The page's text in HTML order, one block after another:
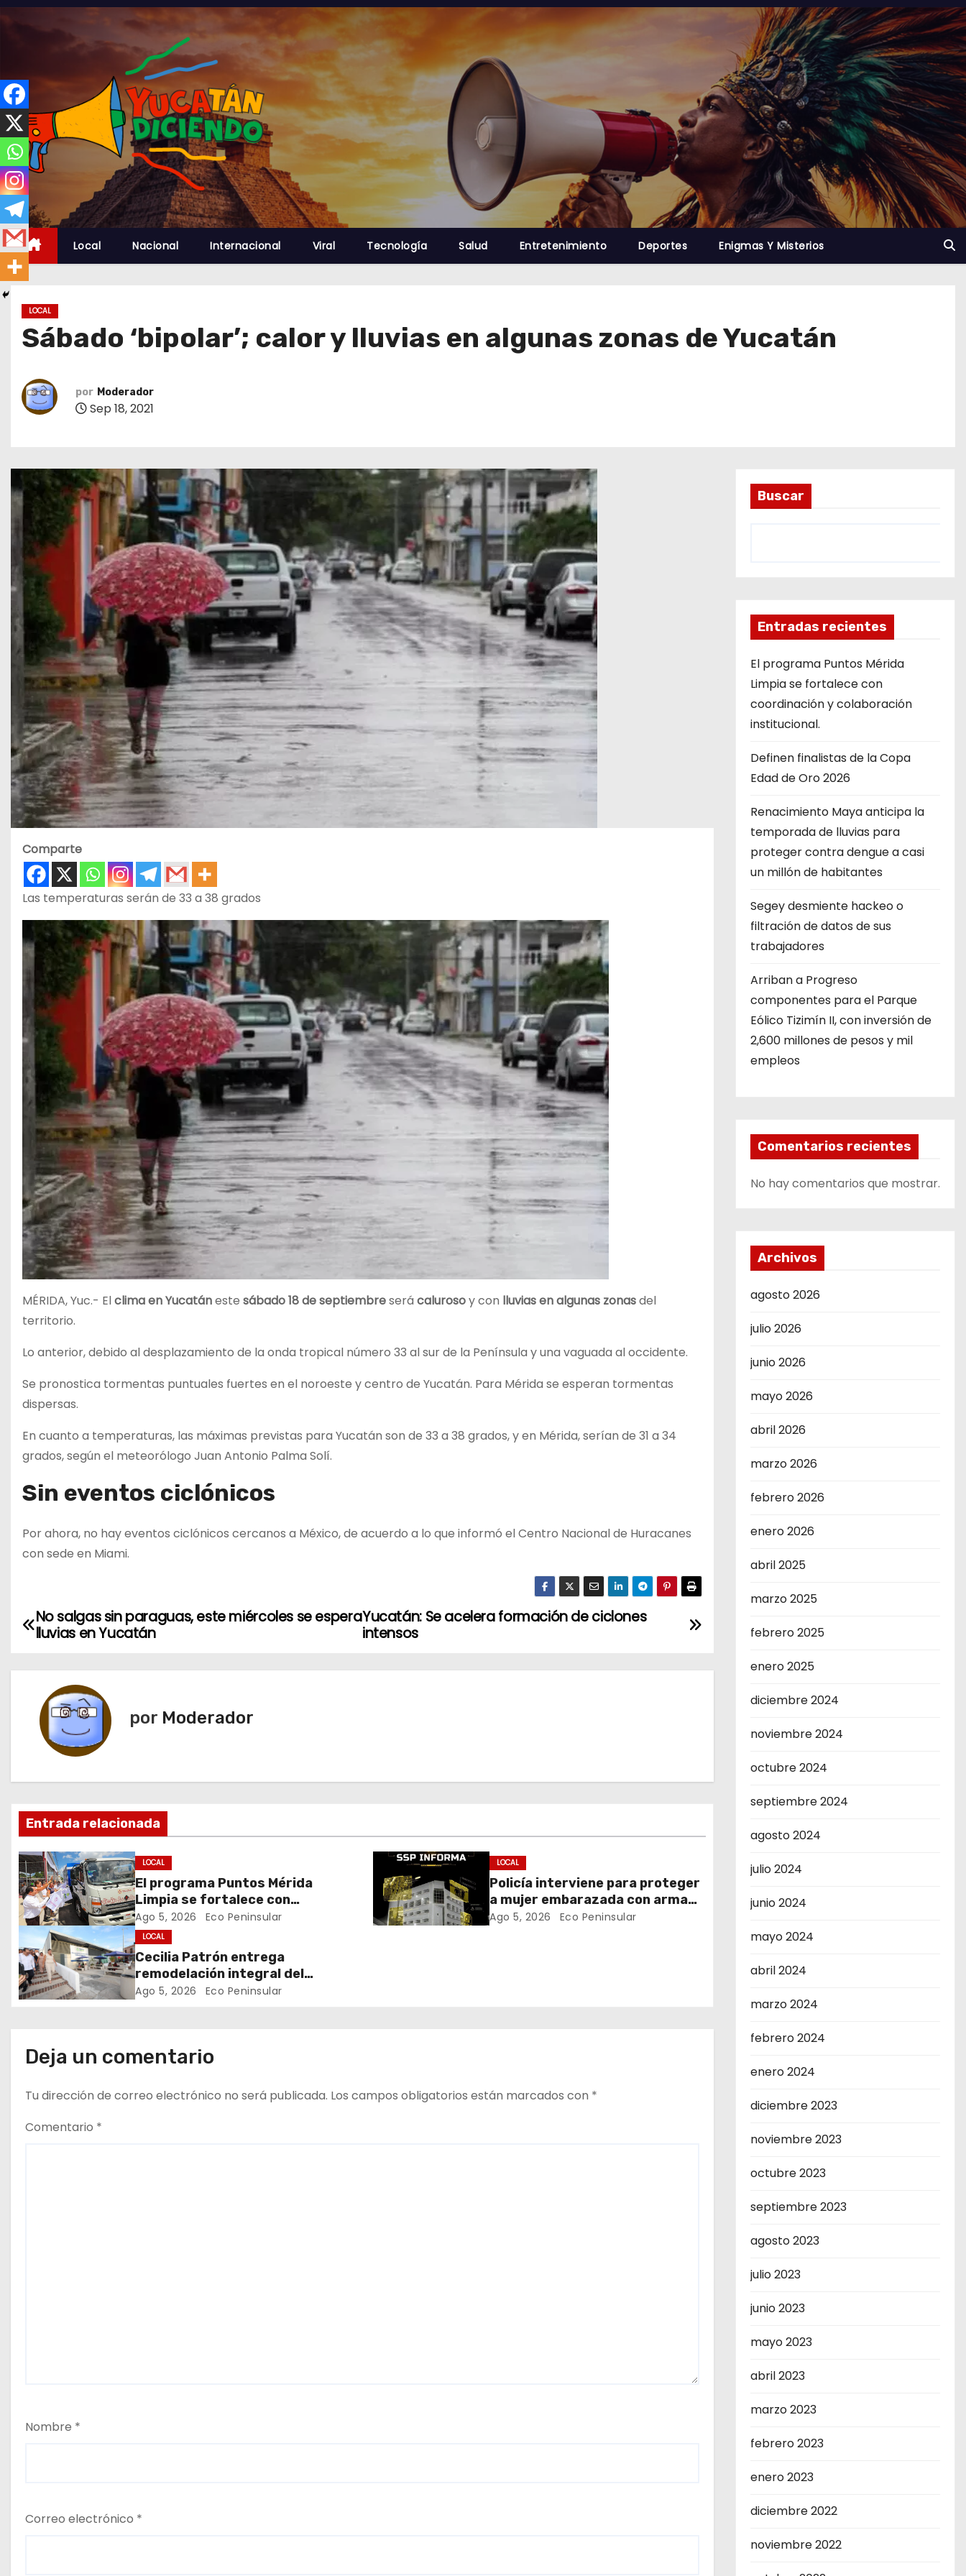
S
a
r
a
c
o
n
t
e
Local Nacional Internacional Viral Tecnología Salud Entretenimiento Deportes Enigmas Y Misterios
LOCAL
Sábado ‘bipolar’; calor y lluvias en algunas zonas de Yucatán
por Moderador
Sep 18, 2021
Comparte
Las temperaturas serán de 33 a 38 grados
MÉRIDA, Yuc.- Elclima en Yucatáneste sábado 18 de septiembreserá calurosoy con lluvias en algunas zonasdel
territorio.
Lo anterior, debido al desplazamiento de la onda tropical número 33 al sur de la Península y una vaguada al occidente.
Se pronostica tormentas puntuales fuertes en el noroeste y centro de Yucatán. Para Mérida se esperan tormentas
dispersas.
En cuanto a temperaturas, las máximas previstas para Yucatán son de 33 a 38 grados, y en Mérida, serían de 31 a 34
grados, según el meteorólogo Juan Antonio Palma Solí.
Sin eventos ciclónicos
Por ahora, no hay eventos ciclónicos cercanos a México, de acuerdo a lo que informó el Centro Nacional de Huracanes
con sede en Miami.
N
c
i
ó
n
d
e
e
t
a
d
Yucatán: Se acelera formación de ciclones
intensos
No salgas sin paraguas, este miércoles se espera
lluvias en Yucatán
por Moderador
Entrada relacionada
LOCAL
El programa Puntos Mérida
Limpia se fortalece con
coordinación y colaboración
institucional.
Ago 5, 2026 Eco Peninsular
LOCAL
Policía interviene para proteger
a mujer embarazada con arma
blanca en Mérida
Ago 5, 2026 Eco Peninsular
LOCAL
Cecilia Patrón entrega
remodelación integral del
mercado Lucas de Gálvez para
Ago 5, 2026 Eco Peninsular
Deja un comentario
Tu dirección de correo electrónico no será publicada. Los campos obligatorios están marcados con *
Comentario *
Nombre *
Correo electrónico *
Buscar
Entradas recientes
El programa Puntos Mérida
Limpia se fortalece con
coordinación y colaboración
institucional.
Definen finalistas de la Copa
Edad de Oro 2026
Renacimiento Maya anticipa la
temporada de lluvias para
proteger contra dengue a casi
un millón de habitantes
Segey desmiente hackeo o
filtración de datos de sus
trabajadores
Arriban a Progreso
componentes para el Parque
Eólico Tizimín II, con inversión de
2,600 millones de pesos y mil
empleos
Comentarios recientes
No hay comentarios que mostrar.
Archivos
agosto 2026
julio 2026
junio 2026
mayo 2026
abril 2026
marzo 2026
febrero 2026
enero 2026
abril 2025
marzo 2025
febrero 2025
enero 2025
diciembre 2024
noviembre 2024
octubre 2024
septiembre 2024
agosto 2024
julio 2024
junio 2024
mayo 2024
abril 2024
marzo 2024
febrero 2024
enero 2024
diciembre 2023
noviembre 2023
octubre 2023
septiembre 2023
agosto 2023
julio 2023
junio 2023
mayo 2023
abril 2023
marzo 2023
febrero 2023
enero 2023
diciembre 2022
noviembre 2022